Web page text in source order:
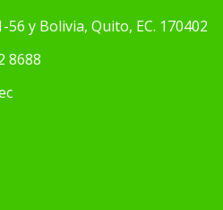
y Bolivia, Quito, EC. 170402
8688